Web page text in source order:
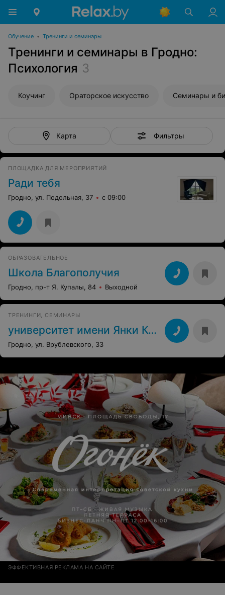
Обучение • Тренинги и семинары
Тренинги и семинары в Гродно:
Психология 3
Коучинг Ораторское искусство Cеминары и
Карта Фильтры
ПЛОЩАДКА ДЛЯ МЕРОПРИЯТИЙ
Ради тебя
Гродно, ул. Подольная, 37 с 09:00
ОБРАЗОВАТЕЛЬНОЕ
Школа Благополучия
Гродно, пр-т Я. Купалы, 84 Выходной
ТРЕНИНГИ, СЕМИНАРЫ
университет имени Янки Купалы
Гродно, ул. Врублевского, 33
ЭФФЕКТИВНАЯ РЕКЛАМА НА САЙТЕ